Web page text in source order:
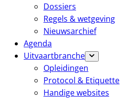
Dossiers
Regels & wetgeving
Nieuwsarchief
Agenda
Uitvaartbranche
Opleidingen
Protocol & Etiquette
Handige websites